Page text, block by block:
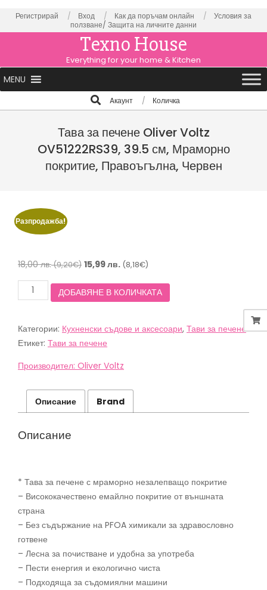
to
Регистрирай Вход Как да поръчам онлайн
Условия за
ползване/ Защита на личните данни
Texno House
Everything for your home & Kitchen
Primary
Navigation
MENU
Search
Aкаунт Количка
Тава за печене Oliver Voltz
OV51222RS39, 39.5 см, Мраморно
покритие, Правоъгълна, Червен
Разпродажба!
18,00лв.(9,20€) Original
was:
15,99лв. (8,18€)
е:
количество
за
печене
Oliver
OV51222RS39,
см,
Мраморно
покритие,
Червен
ДОБАВЯНЕ В КОЛИЧКАТА
Категории: Кухненски съдове и аксесоари, Тави за печене
Етикет: Тави за печене
Производител: Oliver Voltz
Описание Brand
Описание
* Тава за печене с мраморно незалепващо покритие
– Висококачествено емайлно покритие от външната
страна
– Без съдържание на PFOA химикали за здравословно
готвене
– Лесна за почистване и удобна за употреба
– Пести енергия и екологично чиста
– Подходяща за съдомиялни машини